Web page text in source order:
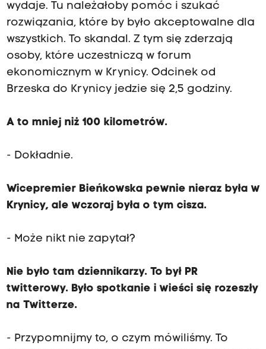
wydaje. Tu należałoby pomóc i szukać
rozwiązania, które by było akceptowalne dla
wszystkich. To skandal. Z tym się zderzają
osoby, które uczestniczą w forum
ekonomicznym w Krynicy. Odcinek od
Brzeska do Krynicy jedzie się 2,5 godziny.
A to mniej niż 100 kilometrów.
- Dokładnie.
Wicepremier Bieńkowska pewnie nieraz była w
Krynicy, ale wczoraj była o tym cisza.
- Może nikt nie zapytał?
Nie było tam dziennikarzy. To był PR
twitterowy. Było spotkanie i wieści się rozeszły
na Twitterze.
- Przypomnijmy to, o czym mówiliśmy. To